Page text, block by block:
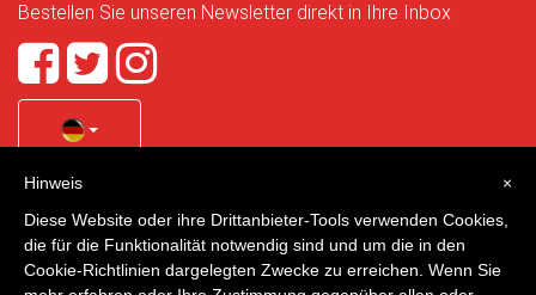
Bestellen Sie unseren Newsletter direkt in Ihre Inbox
Quality Homes Costa Calida is a registered trademark of
La Manga Holiday Home SL duly registered with CIF / tax
no. B-30750053 and address: Bella Luz 07-05, 30389 La
Manga Club, Cartagena, Murcia, Spain.
×
Hinweis
Diese Website oder ihre Drittanbieter-Tools verwenden Cookies,
die für die Funktionalität notwendig sind und um die in den
Cookie-Richtlinien dargelegten Zwecke zu erreichen. Wenn Sie